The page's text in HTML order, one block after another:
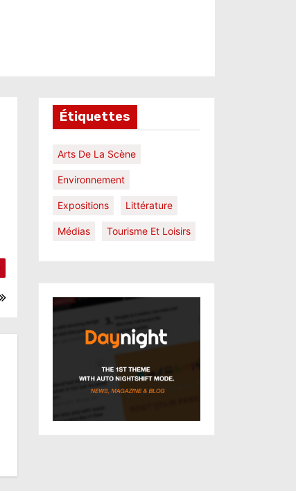
Étiquettes
Arts De La Scène
Environnement
Expositions Littérature
Médias Tourisme Et Loisirs